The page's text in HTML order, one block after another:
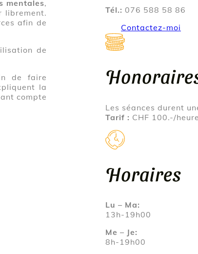
mentales,
librement.
afin de
de
de faire
la
compte
Tél.: 076 588 58 86
Contactez-moi
Les séances durent
Tarif : CHF 100.-/heure
Horaires
Lu – Ma:
13h-19h00
Me – Je:
8h-19h00